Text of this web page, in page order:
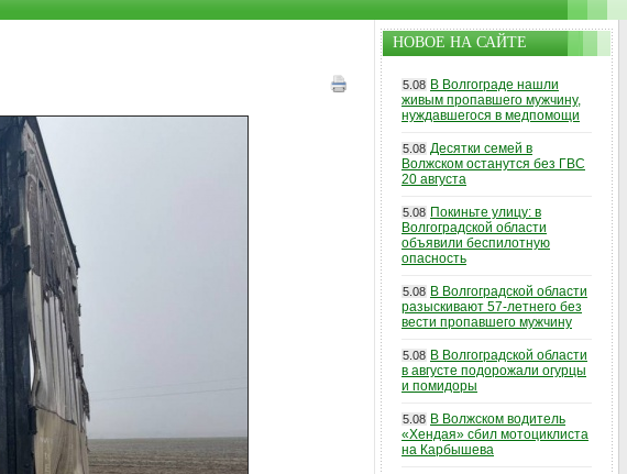
НОВОЕ НА САЙТЕ
5.08 В Волгограде нашли
живым пропавшего мужчину,
нуждавшегося в медпомощи
5.08 Десятки семей в
Волжском останутся без ГВС
20 августа
5.08 Покиньте улицу: в
Волгоградской области
объявили беспилотную
опасность
5.08 В Волгоградской области
разыскивают 57-летнего без
вести пропавшего мужчину
5.08 В Волгоградской области
в августе подорожали огурцы
и помидоры
5.08 В Волжском водитель
«Хендая» сбил мотоциклиста
на Карбышева